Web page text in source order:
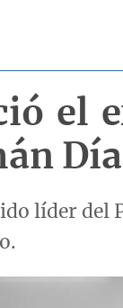
el
líder del